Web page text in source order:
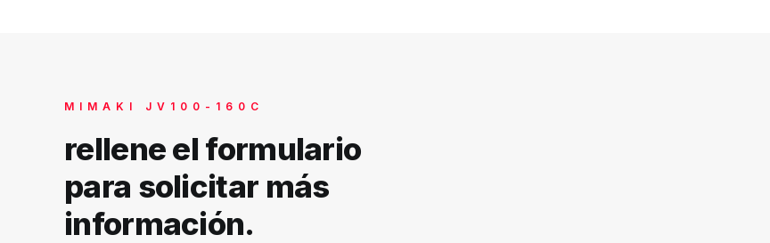
MIMAKI JV100-160C
rellene el formulario
para solicitar más
información.